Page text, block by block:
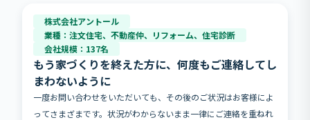
株式会社アントール
業種：注文住宅、不動産仲、リフォーム、住宅診断
会社規模：137名
もう家づくりを終えた方に、何度もご連絡してし
まわないように
一度お問い合わせをいただいても、その後のご状況はお客様によ
ってさまざまです。状況がわからないまま一律にご連絡を重ねれ